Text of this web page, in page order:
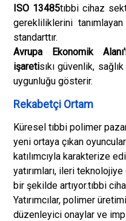
ISO 13485tıbbi cihaz
gerekliliklerini
standarttır.
Avrupa Ekonomik
işaretisıkı güvenlik,
uygunluğu gösterir.
Rekabetçi Ortam
Küresel tıbbi polimer
yeni ortaya çıkan
katılımcıyla karakterize
yatırımları, ileri
bir şekilde artıyor.tıbbi
Yatırımcılar, polimer
düzenleyici onaylar ve